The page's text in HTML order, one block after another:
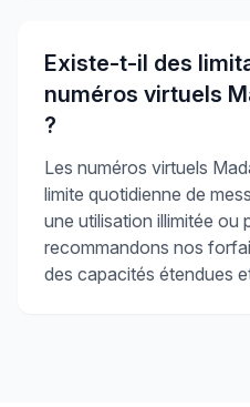
Existe-t-il des
numéros virtuels
?
Les numéros virtuels
limite quotidienne de
une utilisation illimitée ou
recommandons nos
des capacités étendues